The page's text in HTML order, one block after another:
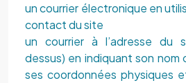
un courrier électronique en
contact du site
un courrier à l’adresse du
dessus) en indiquant son nom
ses coordonnées physiques